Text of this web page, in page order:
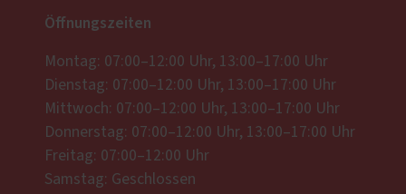
Öffnungszeiten
Montag: 07:00–12:00 Uhr, 13:00–17:00 Uhr
Dienstag: 07:00–12:00 Uhr, 13:00–17:00 Uhr
Mittwoch: 07:00–12:00 Uhr, 13:00–17:00 Uhr
Donnerstag: 07:00–12:00 Uhr, 13:00–17:00 Uhr
Freitag: 07:00–12:00 Uhr
Samstag: Geschlossen